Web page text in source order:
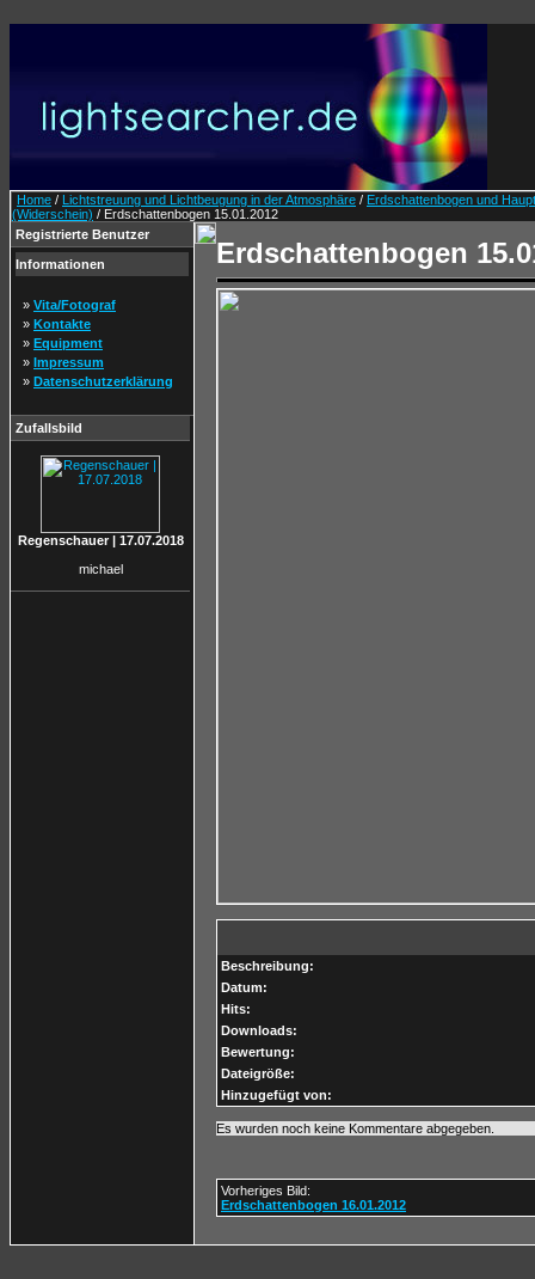
Home / Lichtstreuung und Lichtbeugung in der Atmosphäre / Erdschattenbogen und
(Widerschein) / Erdschattenbogen 15.01.2012
Registrierte Benutzer
Informationen
» Vita/Fotograf
» Kontakte
» Equipment
» Impressum
» Datenschutzerklärung
Zufallsbild
Regenschauer | 17.07.2018
michael
Erdschattenbogen
Beschreibung:
Datum:
Hits:
Downloads:
Bewertung:
Dateigröße:
Hinzugefügt von:
Es wurden noch keine Kommentare abgegeben.
Vorheriges Bild:
Erdschattenbogen 16.01.2012